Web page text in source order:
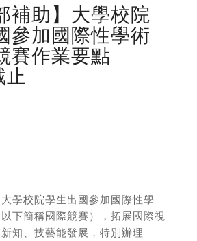
補助】大學校院
參加國際性學術
賽作業要點
止
學校院學生出國參加國際性學
下簡稱國際競賽），拓展國際視
知、技藝能發展，特別辦理